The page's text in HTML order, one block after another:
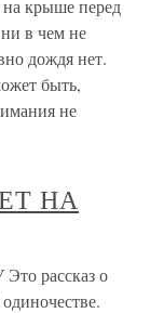
крыше перед
в чем не
дождя нет.
быть,
не
НА
рассказ о